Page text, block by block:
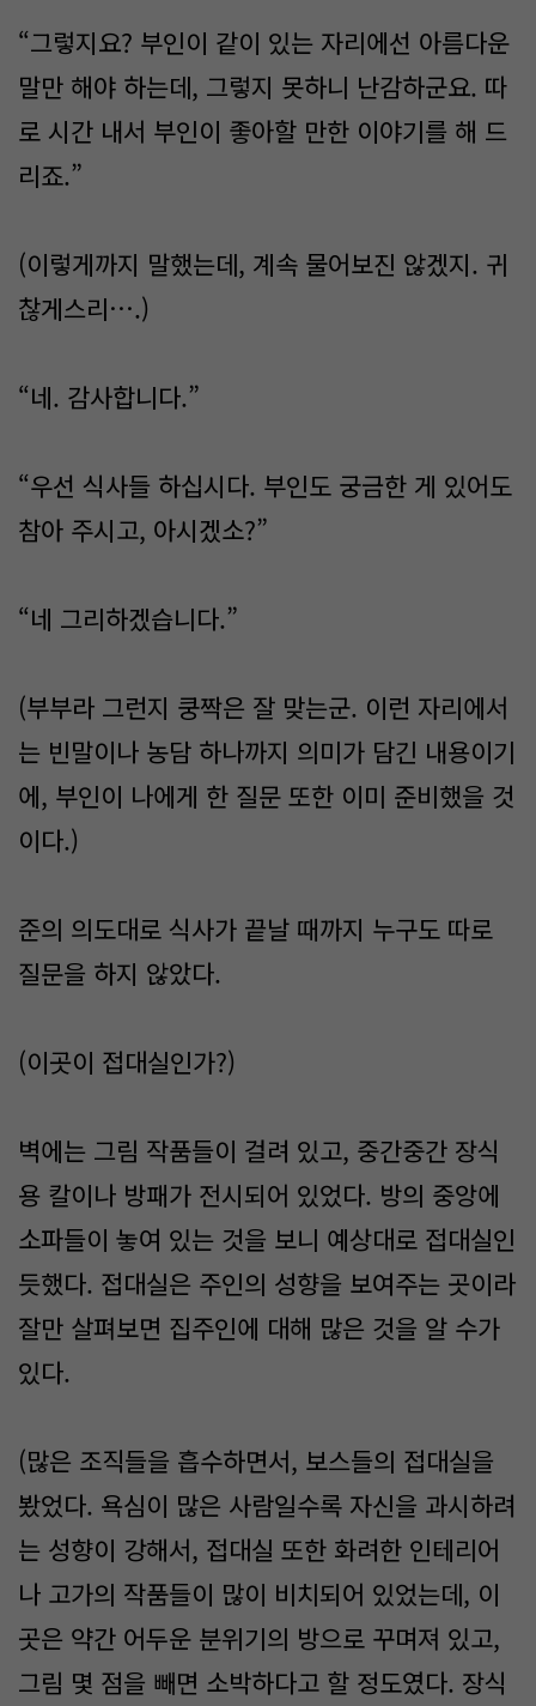
“그렇지요? 부인이 같이 있는 자리에선 아름다운
말만 해야 하는데, 그렇지 못하니 난감하군요. 따
로 시간 내서 부인이 좋아할 만한 이야기를 해 드
리죠.”
(이렇게까지 말했는데, 계속 물어보진 않겠지. 귀
찮게스리….)
“네. 감사합니다.”
“우선 식사들 하십시다. 부인도 궁금한 게 있어도
참아 주시고, 아시겠소?”
“네 그리하겠습니다.”
(부부라 그런지 쿵짝은 잘 맞는군. 이런 자리에서
는 빈말이나 농담 하나까지 의미가 담긴 내용이기
에, 부인이 나에게 한 질문 또한 이미 준비했을 것
이다.)
준의 의도대로 식사가 끝날 때까지 누구도 따로
질문을 하지 않았다.
(이곳이 접대실인가?)
벽에는 그림 작품들이 걸려 있고, 중간중간 장식
용 칼이나 방패가 전시되어 있었다. 방의 중앙에
소파들이 놓여 있는 것을 보니 예상대로 접대실인
듯했다. 접대실은 주인의 성향을 보여주는 곳이라
잘만 살펴보면 집주인에 대해 많은 것을 알 수가
있다.
(많은 조직들을 흡수하면서, 보스들의 접대실을
봤었다. 욕심이 많은 사람일수록 자신을 과시하려
는 성향이 강해서, 접대실 또한 화려한 인테리어
나 고가의 작품들이 많이 비치되어 있었는데, 이
곳은 약간 어두운 분위기의 방으로 꾸며져 있고,
그림 몇 점을 빼면 소박하다고 할 정도였다. 장식